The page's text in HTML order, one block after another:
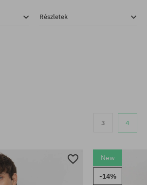
Részletek
3 4
New
-14%